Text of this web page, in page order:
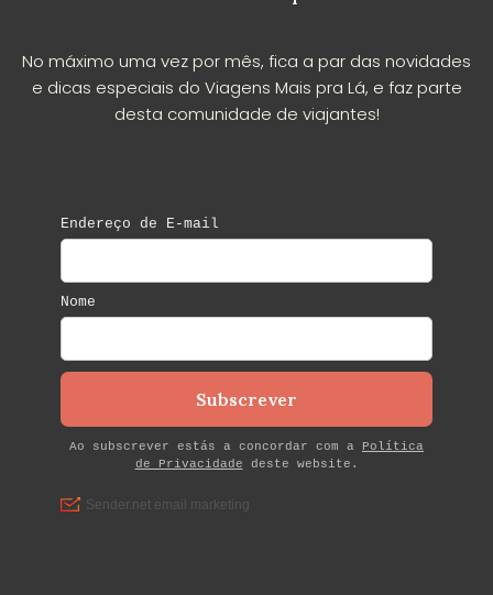
No máximo uma vez por mês, fica a par das novidades
e dicas especiais do Viagens Mais pra Lá, e faz parte
desta comunidade de viajantes!